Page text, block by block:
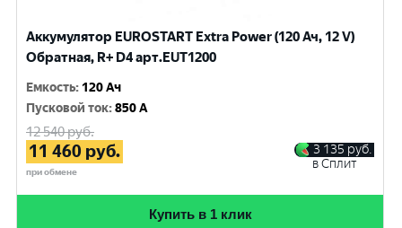
Аккумулятор EUROSTART Extra Power (120 Ач, 12 V)
Обратная, R+ D4 арт.EUT1200
Емкость: 120 Ач
Пусковой ток:850 A
12 540руб.
11 460 руб.
при обмене
3 135 руб.
в Сплит
Купить в 1 клик